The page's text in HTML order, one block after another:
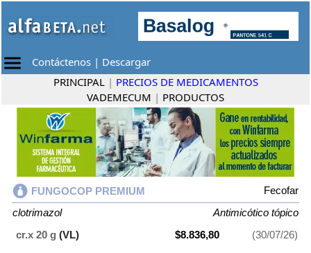
Contáctenos | Descargar
PRINCIPAL | PRECIOS DE MEDICAMENTOS
VADEMECUM | PRODUCTOS
FUNGOCOP PREMIUM
Fecofar
clotrimazol
Antimicótico tópico
cr.x 20 g (VL) $8.836,80 (30/07/26)